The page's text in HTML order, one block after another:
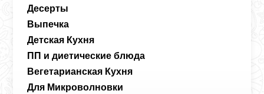
Десерты
Выпечка
Детская Кухня
ПП и диетические блюда
Вегетарианская Кухня
Для Микроволновки